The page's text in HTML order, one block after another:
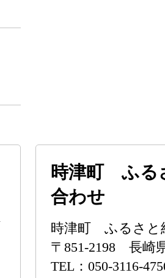
時津町 ふる
合わせ
時津町 ふるさと
〒851-2198 長崎
TEL：050-3116-